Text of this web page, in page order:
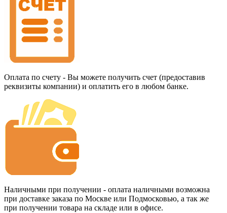
Оплата по счету - Вы можете получить счет (предоставив
реквизиты компании) и оплатить его в любом банке.
Наличными при получении - оплата наличными возможна
при доставке заказа по Москве или Подмосковью, а так же
при получении товара на складе или в офисе.